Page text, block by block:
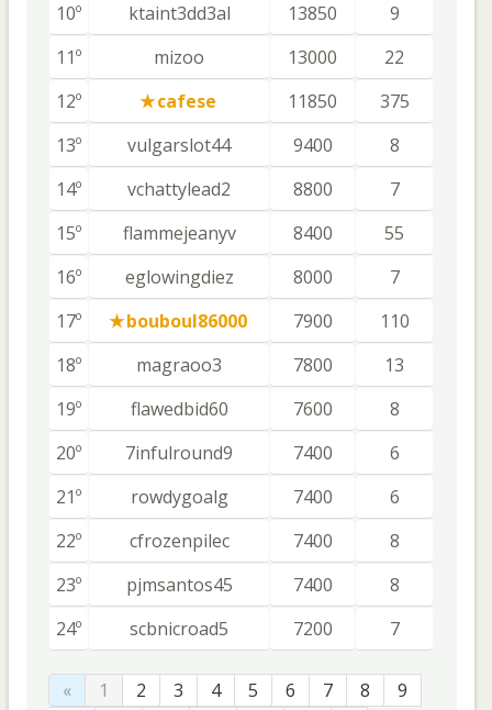
10º
ktaint3dd3al 13850
9
11º
mizoo 13000
22
12º
cafese 11850
375
13º
vulgarslot44 9400
8
14º
vchattylead2 8800
7
15º
flammejeanyv 8400
55
16º
eglowingdiez 8000
7
17º
bouboul86000 7900
110
18º
magraoo3 7800
13
19º
flawedbid60 7600
8
20º
7infulround9 7400
6
21º
rowdygoalg 7400
6
22º
cfrozenpilec 7400
8
23º
pjmsantos45 7400
8
24º
scbnicroad5 7200 7
« 1 2 3 4 5 6 7 8
9